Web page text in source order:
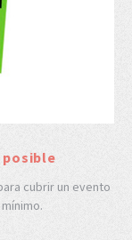
posible
cubrir un evento